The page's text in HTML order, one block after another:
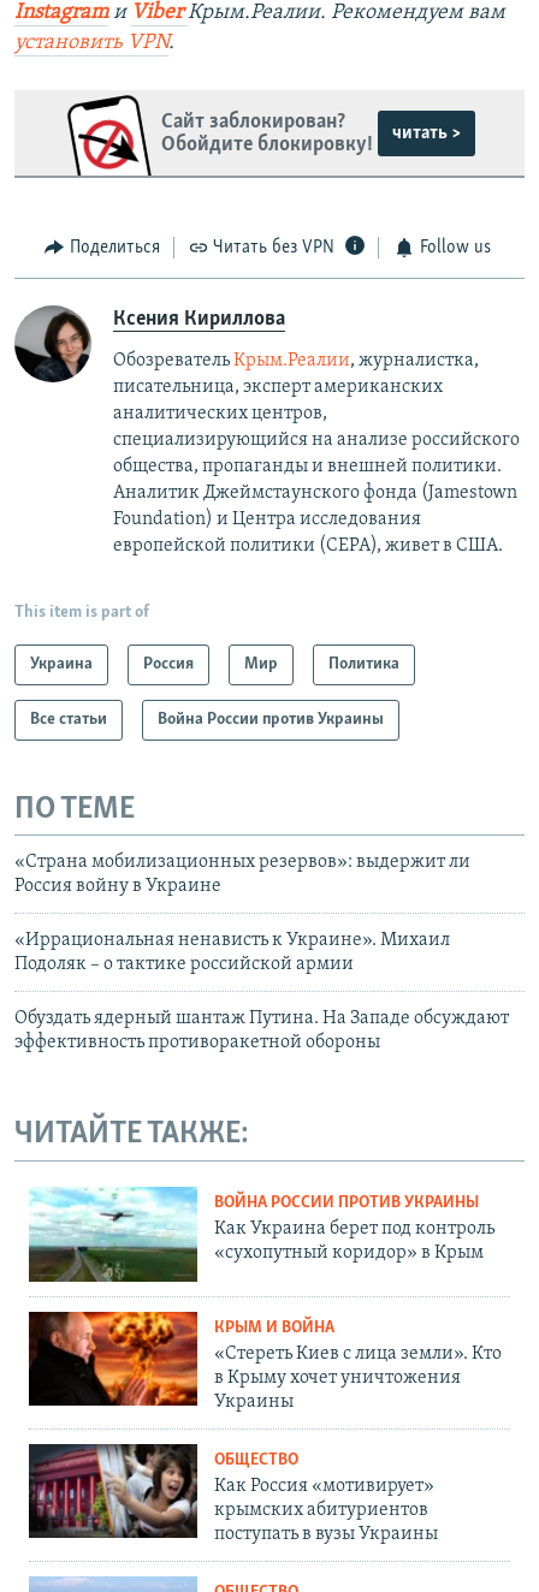
Instagram и ViberКрым.Реалии. Рекомендуем вам
установить VPN.
Сайт заблокирован?
Обойдите блокировку!
читать >
Поделиться Читать без VPN Follow us
Ксения Кириллова
ОбозревательКрым.Реалии, журналистка,
писательница, эксперт американских
аналитических центров,
специализирующийся на анализе российского
общества, пропаганды и внешней политики.
Аналитик Джеймстаунского фонда (Jamestown
Foundation) и Центра исследования
европейской политики (CEPA), живет в США.
This item is part of
Украина Россия Мир Политика
Все статьи Война России против Украины
ПО ТЕМЕ
«Страна мобилизационных резервов»: выдержит ли
Россия войну в Украине
«Иррациональная ненависть к Украине». Михаил
Подоляк – о тактике российской армии
Обуздать ядерный шантаж Путина. На Западе обсуждают
эффективность противоракетной обороны
ЧИТАЙТЕ ТАКЖЕ:
ВОЙНА РОССИИ ПРОТИВ УКРАИНЫ
Как Украина берет под контроль
«сухопутный коридор» в Крым
КРЫМ И ВОЙНА
«Стереть Киев с лица земли». Кто
в Крыму хочет уничтожения
Украины
ОБЩЕСТВО
Как Россия «мотивирует»
крымских абитуриентов
поступать в вузы Украины